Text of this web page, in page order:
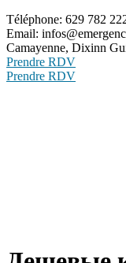
Téléphone: 629 782
Email:
Camayenne, Dixinn
Prendre RDV
Prendre RDV